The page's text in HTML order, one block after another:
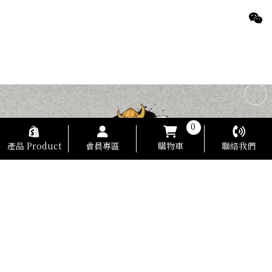
產品 Product 會員專區 購物車
0
聯絡我們